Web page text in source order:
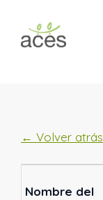
contenido
← Volver atrás
Nombre del